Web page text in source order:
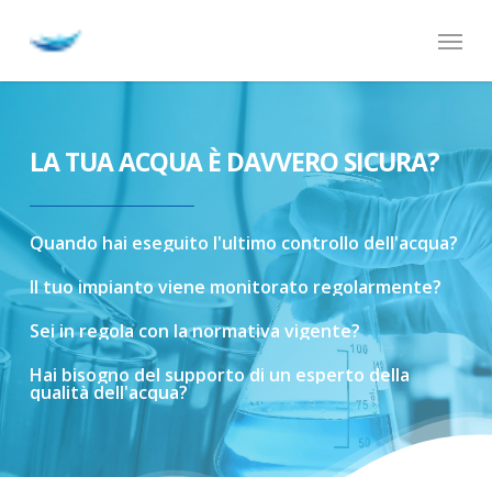
Menu
LA TUA ACQUA È DAVVERO SICURA?
Quando hai eseguito l'ultimo controllo dell'acqua?
Il tuoimpianto viene monitorato regolarmente?
Seiinregola con lanormativa vigente?
Hai bisognodel supportodi un esperto della
qualitàdell'acqua?